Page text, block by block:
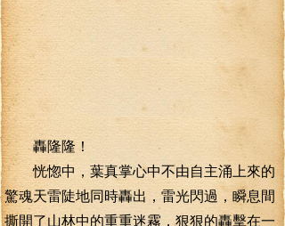
轟隆隆！
恍惚中，葉真掌心中不由自主涌上來的
驚魂天雷陡地同時轟出，雷光閃過，瞬息間
撕開了山林中的重重迷霧，狠狠的轟擊在一